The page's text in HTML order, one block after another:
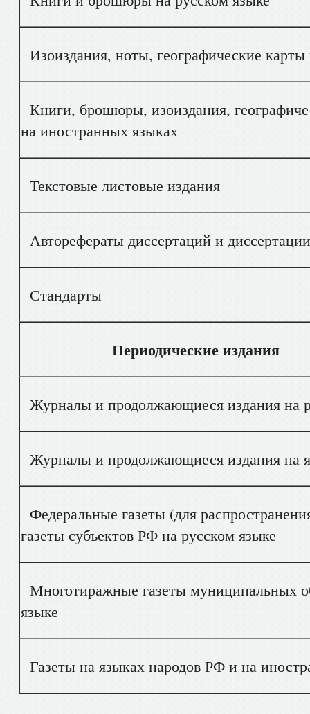
Изоиздания, ноты, географические
Книги, брошюры, изоиздания,
на иностранных языках
Текстовые листовые издания
Авторефераты диссертаций и
Стандарты
Периодические издания
Журналы и продолжающиеся издания на
Журналы и продолжающиеся издания на
Федеральные газеты (для
газеты субъектов РФ на русском языке
Многотиражные газеты муниципальных
языке
Газеты на языках народов РФ и на